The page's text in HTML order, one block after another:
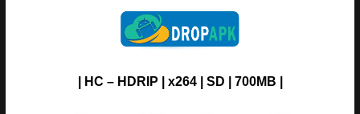
| HC – HDRIP | x264 | SD | 700MB |